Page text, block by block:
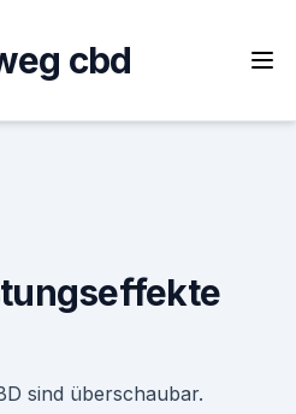
cbd
sind überschaubar.